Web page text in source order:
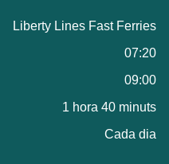
Liberty Lines Fast Ferries
07:20
09:00
1 hora 40 minuts
Cada dia